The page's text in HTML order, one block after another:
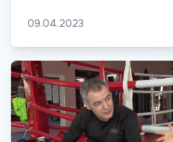
09.04.2023